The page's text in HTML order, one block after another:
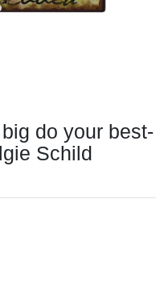
do your best-
Schild